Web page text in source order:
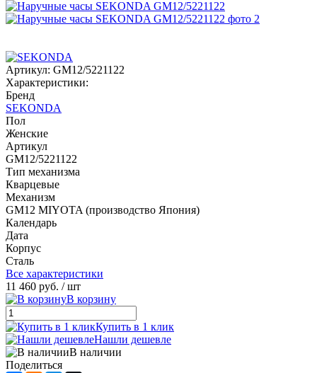
Артикул: GМ12/5221122
Характеристики:
Бренд
SEKONDA
Пол
Женские
Артикул
GМ12/5221122
Тип механизма
Кварцевые
Механизм
GM12 MIYOTA (производство Япония)
Календарь
Дата
Корпус
Сталь
Все характеристики
11 460 руб. / шт
В корзину
Купить в 1 клик
Нашли дешевле
В наличии
Поделиться